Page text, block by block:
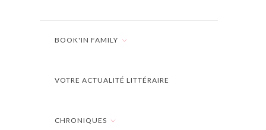
BOOK'IN FAMILY
VOTRE ACTUALITÉ LITTÉRAIRE
CHRONIQUES